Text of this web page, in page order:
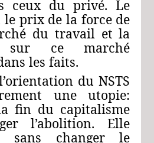
ceux du privé. Le
le prix de la force de
du travail et la
sur ce marché
les faits.
du NSTS
une utopie:
fin du capitalisme
l’abolition. Elle
sans changer le